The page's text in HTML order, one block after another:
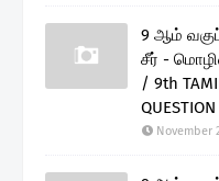
9 ஆம்
சீர் -
/ 9th
November